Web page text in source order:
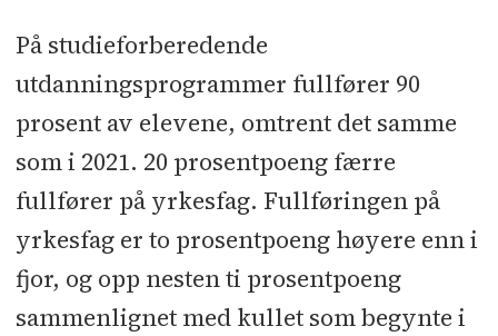
På studieforberedende
utdanningsprogrammer fullfører 90
prosent av elevene, omtrent det samme
som i 2021. 20 prosentpoeng færre
fullfører på yrkesfag. Fullføringen på
yrkesfag er to prosentpoeng høyere enn i
fjor, og opp nesten ti prosentpoeng
sammenlignet med kullet som begynte i